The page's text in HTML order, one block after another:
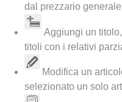
dal prezzario generale
Aggiungi un
titoli con i relativi
Modifica un
selezionato un solo